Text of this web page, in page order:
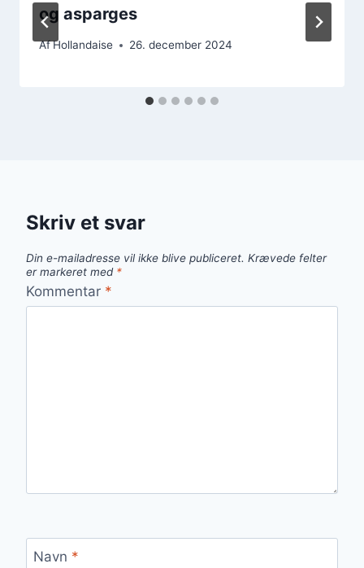
og asparges
AfHollandaise 26. december 2024
Skriv et svar
Din e-mailadresse vil ikke blive publiceret. Krævede felter
er markeret med *
Kommentar *
Navn *